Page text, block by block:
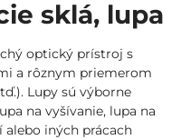
sklá, lupa
optický prístroj s
a rôznym priemerom
Lupy sú výborne
na vyšívanie, lupa na
alebo iných prácach